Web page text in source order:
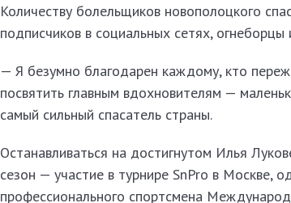
Количеству болельщиков новополоцкого
подписчиков в социальных сетях,
— Я безумно благодарен каждому, кто
посвятить главным вдохновителям —
самый сильный спасатель страны.
Останавливаться на достигнутом Илья
сезон — участие в турнире SnPro в Москве,
профессионального спортсмена